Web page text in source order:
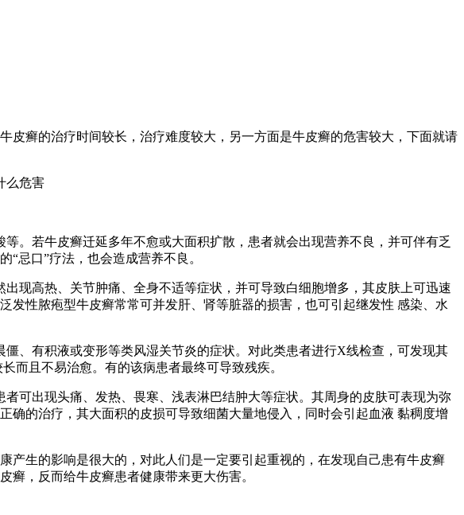
皮癣的治疗时间较长，治疗难度较大，另一方面是牛皮癣的危害较大，下面就请
。若牛皮癣迁延多年不愈或大面积扩散，患者就会出现营养不良，并可伴有乏
忌口”疗法，也会造成营养不良。
现高热、关节肿痛、全身不适等症状，并可导致白细胞增多，其皮肤上可迅速
性脓疱型牛皮癣常常可并发肝、肾等脏器的损害，也可引起继发性 感染、水
、有积液或变形等类风湿关节炎的症状。对此类患者进行X线检查，可发现其
而且不易治愈。有的该病患者最终可导致残疾。
可出现头痛、发热、畏寒、浅表淋巴结肿大等症状。其周身的皮肤可表现为弥
的治疗，其大面积的皮损可导致细菌大量地侵入，同时会引起血液 黏稠度增
产生的影响是很大的，对此人们是一定要引起重视的，在发现自己患有牛皮癣
癣，反而给牛皮癣患者健康带来更大伤害。